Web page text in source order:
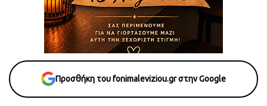
Προσθήκη του fonimaleviziou.gr στην Google